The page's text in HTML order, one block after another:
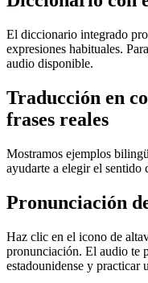
El diccionario integrado
expresiones habituales.
audio disponible.
Traducción en
frases reales
Mostramos ejemplos
ayudarte a elegir el sentido
Pronunciación
Haz clic en el icono de
pronunciación. El audio te
estadounidense y practicar